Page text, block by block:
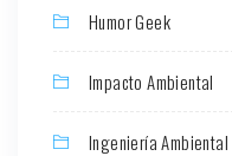
Humor Geek
Impacto Ambiental
Ingeniería Ambiental